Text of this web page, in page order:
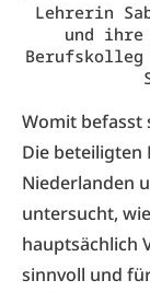
Lehrerin
und ihre
Womit befasst
Die beteiligten
Niederlanden
untersucht,
hauptsächlich
sinnvoll und